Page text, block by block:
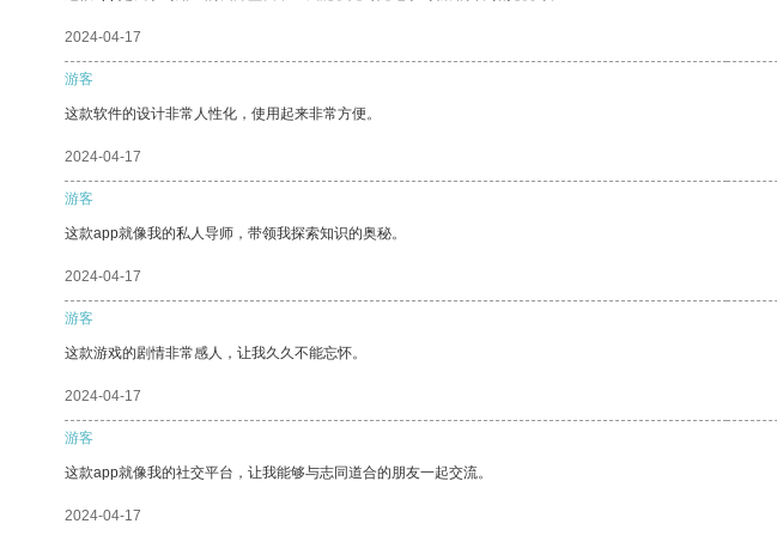
2024-04-17
游客
这款软件的设计非常人性化，使用起来非常方便。
2024-04-17
游客
这款app就像我的私人导师，带领我探索知识的奥秘。
2024-04-17
游客
这款游戏的剧情非常感人，让我久久不能忘怀。
2024-04-17
游客
这款app就像我的社交平台，让我能够与志同道合的朋友一起交流。
2024-04-17